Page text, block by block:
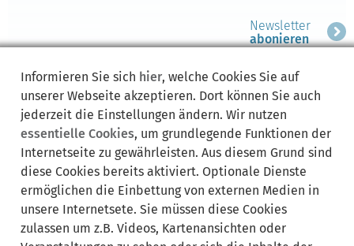
Newsletter
abonieren
Bereich
ausklappen
Rechtsgrundlagen:
Bereich
ausklappen
zuständige Ämter/
Sachgebiete:
Bereich
Informieren Sie sich hier, welche Cookies Sie auf
unserer Webseite akzeptieren. Dort können Sie auch
jederzeit die Einstellungen ändern. Wir nutzen
essentielle Cookies, um grundlegende Funktionen der
Internetseite zu gewährleisten. Aus diesem Grund sind
diese Cookies bereits aktiviert. Optionale Dienste
ermöglichen die Einbettung von externen Medien in
unsere Internetsete. Sie müssen diese Cookies
zulassen um z.B. Videos, Kartenansichten oder